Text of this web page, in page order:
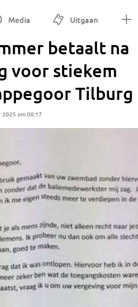
Media Uitgaan
betaalt na
voor stiekem
Tilburg
2025 om 00:17